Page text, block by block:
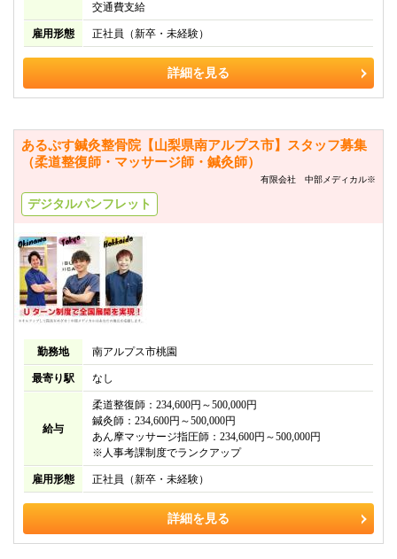
詳細を見る
交通費支給
雇用形態 正社員（新卒・未経験）
あるぷす鍼灸整骨院【山梨県南アルプス市】スタッフ募集
（柔道整復師・マッサージ師・鍼灸師）
有限会社 中部メディカル※
デジタルパンフレット
詳細を見る
勤務地 南アルプス市桃園
最寄り駅 なし
給与
柔道整復師：234,600円～500,000円
鍼灸師：234,600円～500,000円
あん摩マッサージ指圧師：234,600円～500,000円
※人事考課制度でランクアップ
雇用形態 正社員（新卒・未経験）